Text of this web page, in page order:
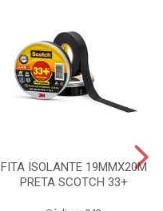
FITA ISOLANTE 19MMX20M
PRETA SCOTCH 33+